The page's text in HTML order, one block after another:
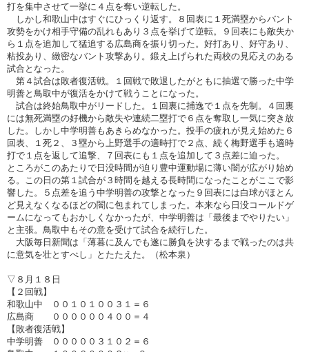
打を集中させて一挙に４点を奪い逆転した。
しかし和歌山中はすぐにひっくり返す。８回表に１死満塁からバント
攻勢をかけ相手守備の乱れもあり３点を挙げて逆転。９回表にも敵失か
ら１点を追加して猛追する広島商を振り切った。好打あり、好守あり、
粘投あり、緻密なバント攻撃あり。鍛え上げられた両校の見応えのある
試合となった。
第４試合は敗者復活戦。１回戦で敗退したがともに抽選で勝った中学
明善と鳥取中が復活をかけて戦うことになった。
試合は終始鳥取中がリードした。１回裏に捕逸で１点を先制。４回裏
には無死満塁の好機から敵失や連続二塁打で６点を奪取し一気に突き放
した。しかし中学明善もあきらめなかった。投手の疲れが見え始めた６
回表、１死２、３塁から上野選手の適時打で２点、続く梅野選手も適時
打で１点を返して追撃、７回表にも１点を追加して３点差に迫った。
ところがこのあたりで日没時間が迫り豊中運動場に薄い闇が広がり始め
る。この日の第１試合が３時間を越える長時間になったことがここで影
響した。５点差を追う中学明善の攻撃となった９回表には白球がほとん
ど見えなくなるほどの闇に包まれてしまった。本来なら日没コールドゲ
ームになってもおかしくなかったが、中学明善は「最後までやりたい」
と主張。鳥取中もその意を受けて試合を続行した。
大阪毎日新聞は「薄暮に及んでも遂に勝負を決するまで戦ったのは共
に意気を壮とすべし」とたたえた。（松本泉）
▽８月１８日
【２回戦】
和歌山中 ００１０１００３１＝６
広島商 ００００００４００＝４
【敗者復活戦】
中学明善 ０００００３１０２＝６